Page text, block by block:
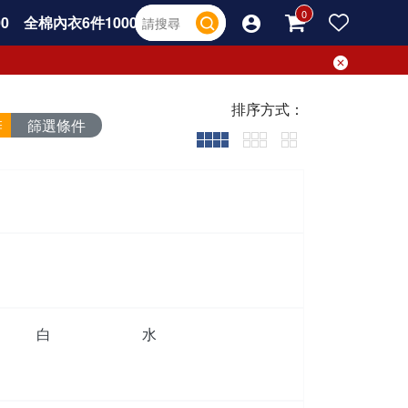
全棉內衣6件1000
篩選條件
排序方式：
白 水